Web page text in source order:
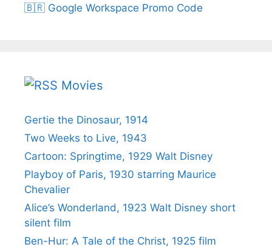
🇧🇷 Google Workspace Promo Code
Movies
Gertie the Dinosaur, 1914
Two Weeks to Live, 1943
Cartoon: Springtime, 1929 Walt Disney
Playboy of Paris, 1930 starring Maurice
Chevalier
Alice’s Wonderland, 1923 Walt Disney short
silent film
Ben-Hur: A Tale of the Christ, 1925 film